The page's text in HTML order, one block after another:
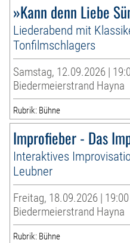
»Kann denn Liebe
Liederabend mit
Tonfilmschlagers
Samstag, 12.09.2026 |
Biedermeierstrand Hayna
Rubrik: Bühne
Improfieber - Das
Interaktives
Leubner
Freitag, 18.09.2026 |
Biedermeierstrand Hayna
Rubrik: Bühne